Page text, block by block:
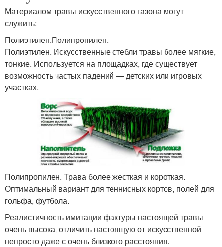
Материалом травы искусственного газона могут
служить:
Полиэтилен.Полипропилен.
Полиэтилен. Искусственные стебли травы более мягкие,
тонкие. Используется на площадках, где существует
возможность частых падений — детских или игровых
участках.
Полипропилен. Трава более жесткая и короткая.
Оптимальный вариант для теннисных кортов, полей для
гольфа, футбола.
Реалистичность имитации фактуры настоящей травы
очень высока, отличить настоящую от искусственной
непросто даже с очень близкого расстояния.